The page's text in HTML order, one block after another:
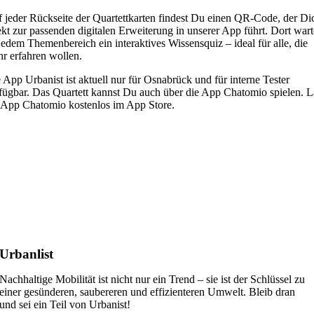
jeder Rückseite der Quartettkarten findest Du einen QR-Code, der
zur passenden digitalen Erweiterung in unserer App führt. Dort
Themenbereich ein interaktives Wissensquiz – ideal für alle, die
erfahren wollen.
App Urbanist ist aktuell nur für Osnabrück und für interne Tester
Das Quartett kannst Du auch über die App Chatomio spielen.
Chatomio kostenlos im App Store.
Urbanlist
Nachhaltige Mobilität ist nicht nur ein Trend – sie ist der Schlüssel zu
einer gesünderen, saubereren und effizienteren Umwelt. Bleib dran
und sei ein Teil von Urbanist!